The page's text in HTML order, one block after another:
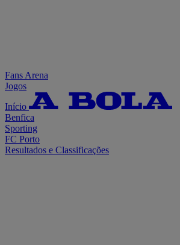
Fans Arena
Jogos
Início
Benfica
Sporting
FC Porto
Resultados e Classificações